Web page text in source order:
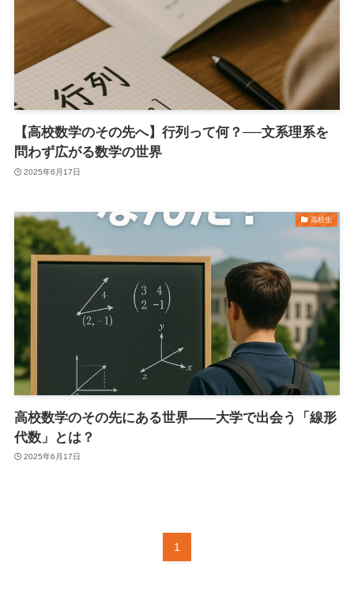
【高校数学のその先へ】行列って何？──文系理系を
問わず広がる数学の世界
2025年6月17日
高校生
高校数学のその先にある世界――大学で出会う「線形
代数」とは？
2025年6月17日
1